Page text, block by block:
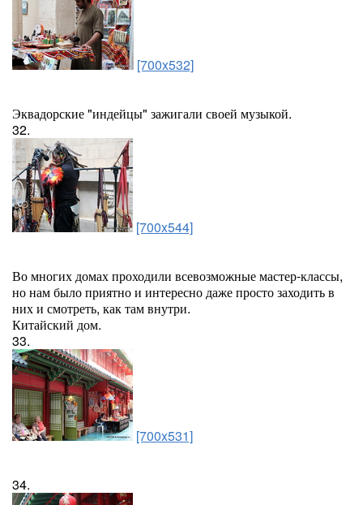
[700x532]
Эквадорские "индейцы" зажигали своей музыкой.
32.
[700x544]
Во многих домах проходили всевозможные мастер-классы,
но нам было приятно и интересно даже просто заходить в
них и смотреть, как там внутри.
Китайский дом.
33.
[700x531]
34.